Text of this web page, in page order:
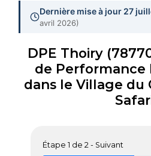
Dernière mise à jour 27
avril 2026)
DPE Thoiry
de Performance
dans le Village du
Étape 1 de 2 - Suivant